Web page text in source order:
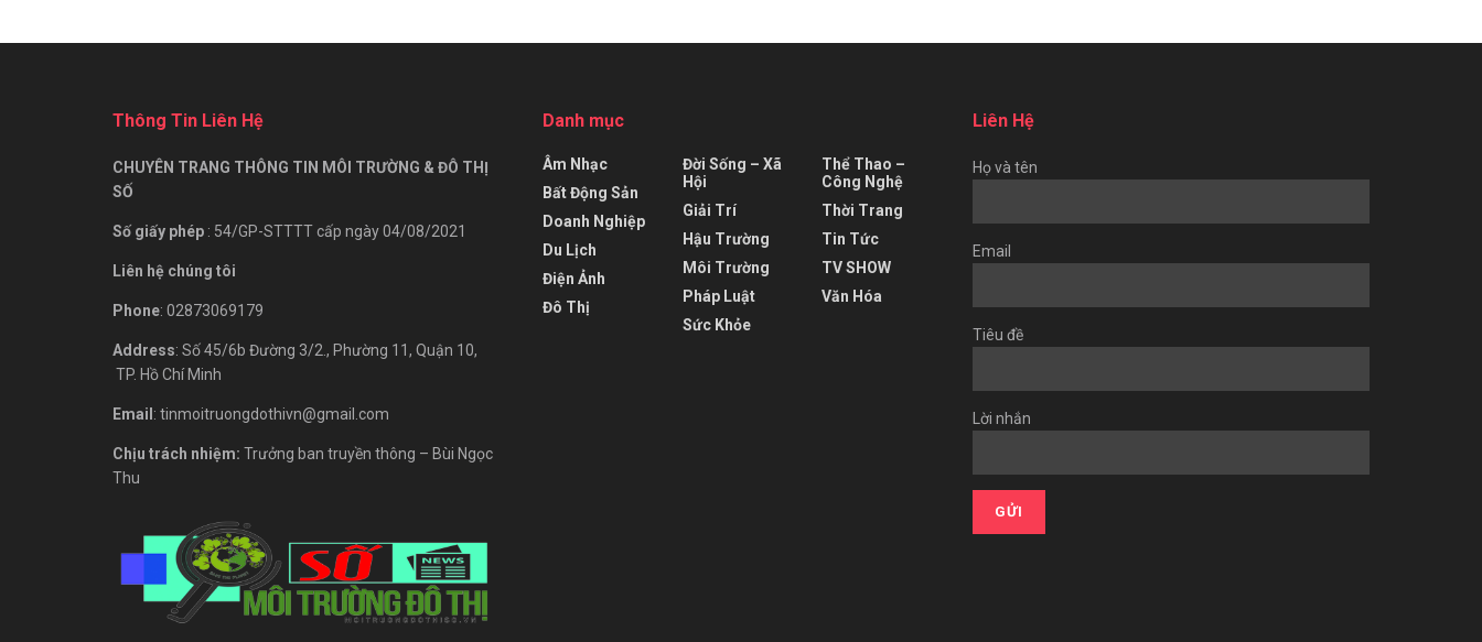
Thông Tin Liên Hệ
CHUYÊN TRANG THÔNG TIN MÔI TRƯỜNG & ĐÔ THỊ
SỐ
Số giấy phép : 54/GP-STTTT cấp ngày 04/08/2021
Liên hệ chúng tôi
Phone: 02873069179
Address: Số 45/6b Đường 3/2., Phường 11, Quận 10,
TP. Hồ Chí Minh
Email : tinmoitruongdothivn@gmail.com
Chịu trách nhiệm: Trưởng ban truyền thông – Bùi Ngọc
Thu
Danh mục
Âm Nhạc
Bất Động Sản
Doanh Nghiệp
Du Lịch
Điện Ảnh
Đô Thị
Đời Sống – Xã
Hội
Giải Trí
Hậu Trường
Môi Trường
Pháp Luật
Sức Khỏe
Thể Thao –
Công Nghệ
Thời Trang
Tin Tức
TV SHOW
Văn Hóa
Liên Hệ
Họ và tên
Email
Tiêu đề
Lời nhắn